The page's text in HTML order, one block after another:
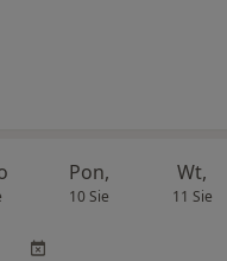
Pon,
10 Sie
Wt,
11 Sie